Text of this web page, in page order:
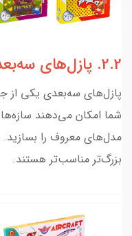
2.2. پازل‌های سه‌بعدی
پازل‌های سه‌بعدی یکی از
شما امکان می‌دهند
مدل‌های معروف را بسازید.
بزرگ‌تر مناسب‌تر هستند.